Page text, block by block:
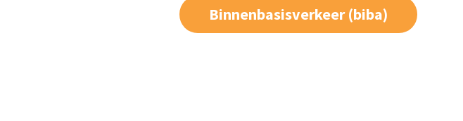
Binnenbasisverkeer (biba)